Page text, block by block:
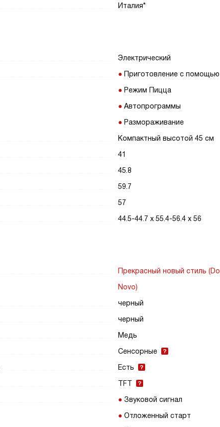
Италия*
Электрический
Приготовление с
Режим Пицца
Автопрограммы
Размораживание
Компактный высотой 45 см
41
45.8
59.7
57
44.5-44.7 х 55.4-56.4 х 56
Прекрасный новый стиль
Novo)
черный
черный
Медь
Сенсорные
Есть
TFT
Звуковой сигнал
Отложенный старт